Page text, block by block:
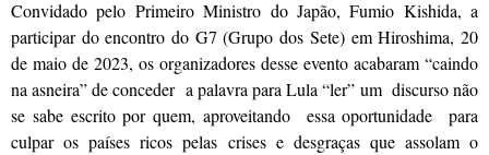
Convidado pelo Primeiro Ministro do Japão, Fumio Kishida, a
participar do encontro do G7 (Grupo dos Sete) em Hiroshima, 20
de maio de 2023, os organizadores desse evento acabaram “caindo
na asneira” de conceder a palavra para Lula “ler” um discurso não
se sabe escrito por quem, aproveitando essa oportunidade para
culpar os países ricos pelas crises e desgraças que assolam o